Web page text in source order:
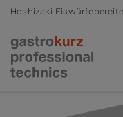
Hoshizaki